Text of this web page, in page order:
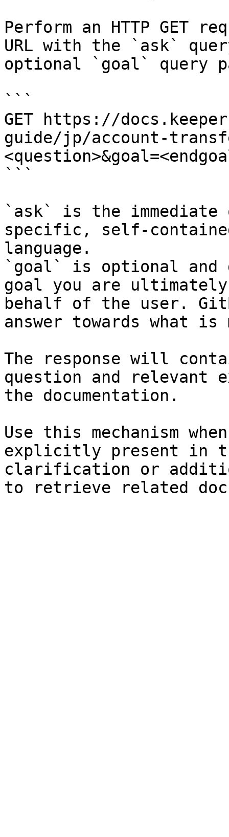
Perform an HTTP GET
URL with the `ask`
optional `goal` query
```
GET https://
guide/jp/account-
```
`ask` is the
specific, self-
language.
`goal` is optional and
goal you are
behalf of the user.
answer towards what
The response will
question and relevant
the documentation.
Use this mechanism
explicitly present in
clarification or